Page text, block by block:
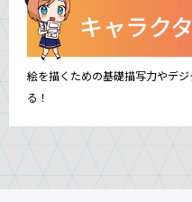
キャラク
絵を描くための基礎描写力やデ
る！